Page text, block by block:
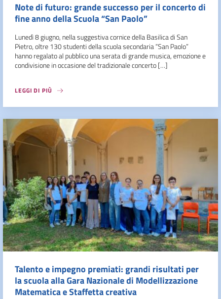
Note di futuro: grande successo per il concerto di
fine anno della Scuola “San Paolo”
Lunedì 8 giugno, nella suggestiva cornice della Basilica di San
Pietro, oltre 130 studenti della scuola secondaria “San Paolo”
hanno regalato al pubblico una serata di grande musica, emozione e
condivisione in occasione del tradizionale concerto […]
LEGGI DI PIÙ
Talento e impegno premiati: grandi risultati per
la scuola alla Gara Nazionale di Modellizzazione
Matematica e Staffetta creativa